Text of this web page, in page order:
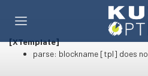
[XTemplate]
parse: blockname [tpl] does